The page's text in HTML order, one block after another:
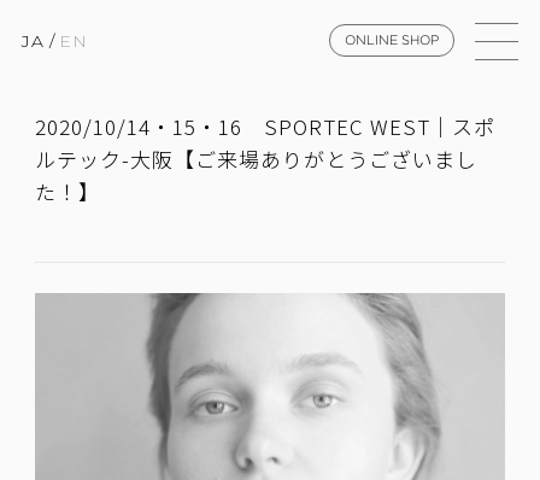
JA / EN ONLINE SHOP
2020/10/14・15・16 SPORTEC WEST｜スポ
ルテック-大阪【ご来場ありがとうございまし
た！】